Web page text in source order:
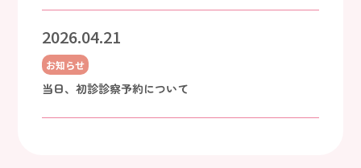
2026.04.21
お知らせ
当日、初診診察予約について